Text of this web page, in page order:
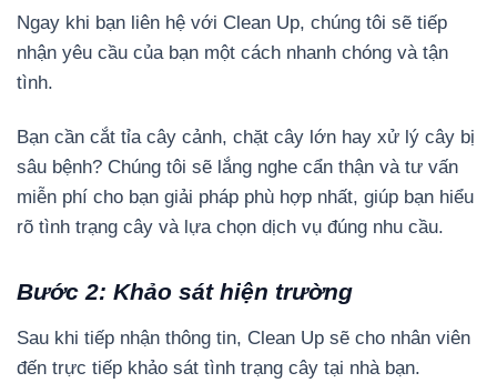
Ngay khi bạn liên hệ với Clean Up, chúng tôi sẽ tiếp
nhận yêu cầu của bạn một cách nhanh chóng và tận
tình.
Bạn cần cắt tỉa cây cảnh, chặt cây lớn hay xử lý cây bị
sâu bệnh? Chúng tôi sẽ lắng nghe cẩn thận và tư vấn
miễn phí cho bạn giải pháp phù hợp nhất, giúp bạn hiểu
rõ tình trạng cây và lựa chọn dịch vụ đúng nhu cầu.
Bước 2: Khảo sát hiện trường
Sau khi tiếp nhận thông tin, Clean Up sẽ cho nhân viên
đến trực tiếp khảo sát tình trạng cây tại nhà bạn.